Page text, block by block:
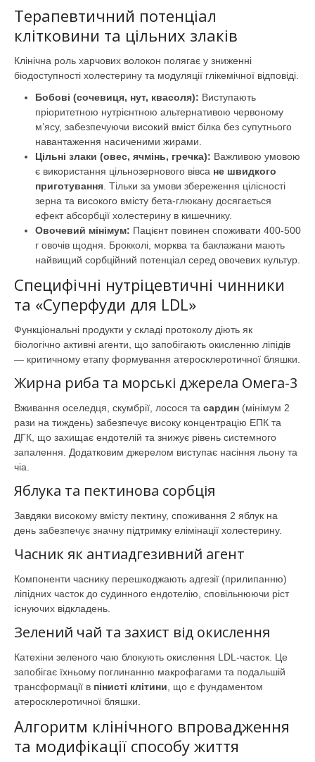
Терапевтичний потенціал
клітковини та цільних злаків
Клінічна роль харчових волокон полягає у зниженні
біодоступності холестерину та модуляції глікемічної відповіді.
Бобові (сочевиця, нут, квасоля): Виступають
пріоритетною нутрієнтною альтернативою червоному
м’ясу, забезпечуючи високий вміст білка без супутнього
навантаження насиченими жирами.
Цільні злаки (овес, ячмінь, гречка): Важливою умовою
є використання цільнозернового вівса не швидкого
приготування . Тільки за умови збереження цілісності
зерна та високого вмісту бета-глюкану досягається
ефект абсорбції холестерину в кишечнику.
Овочевий мінімум: Пацієнт повинен споживати 400-500
г овочів щодня. Брокколі, морква та баклажани мають
найвищий сорбційний потенціал серед овочевих культур.
Специфічні нутріцевтичні чинники
та «Суперфуди для LDL»
Функціональні продукти у складі протоколу діють як
біологічно активні агенти, що запобігають окисленню ліпідів
— критичному етапу формування атеросклеротичної бляшки.
Жирна риба та морські джерела Омега-3
Вживання оселедця, скумбрії, лосося та сардин (мінімум 2
рази на тиждень) забезпечує високу концентрацію ЕПК та
ДГК, що захищає ендотелій та знижує рівень системного
запалення. Додатковим джерелом виступає насіння льону та
чіа.
Яблука та пектинова сорбція
Завдяки високому вмісту пектину, споживання 2 яблук на
день забезпечує значну підтримку елімінації холестерину.
Часник як антиадгезивний агент
Компоненти часнику перешкоджають адгезії (прилипанню)
ліпідних часток до судинного ендотелію, сповільнюючи ріст
існуючих відкладень.
Зелений чай та захист від окислення
Катехіни зеленого чаю блокують окислення LDL-часток. Це
запобігає їхньому поглинанню макрофагами та подальшій
трансформації в пінисті клітини , що є фундаментом
атеросклеротичної бляшки.
Алгоритм клінічного впровадження
та модифікації способу життя